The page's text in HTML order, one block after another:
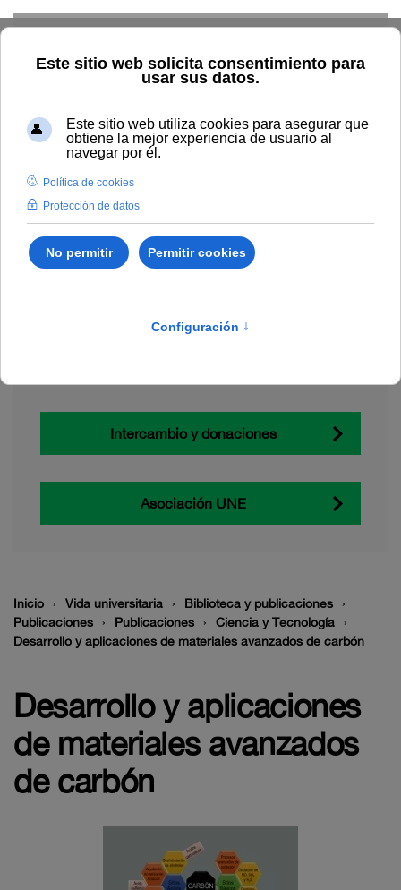
Explorar el catálogo
Dónde comprar
Intercambio y donaciones
Asociación UNE
Inicio Vida universitaria
Biblioteca y publicaciones
Publicaciones
Publicaciones
Ciencia y Tecnología
Desarrollo y aplicaciones de materiales avanzados de carbón
Desarrollo y aplicaciones
de materiales avanzados
de carbón